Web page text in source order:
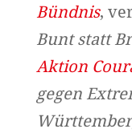
Bündnis,
Bunt statt
Aktion
gegen